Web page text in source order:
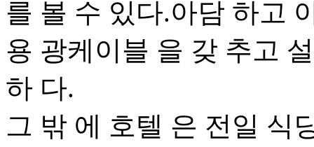
를 볼 수 있다.아담 하고
용 광케이블 을 갖 추고
하 다.
그 밖 에 호텔 은 전일 식